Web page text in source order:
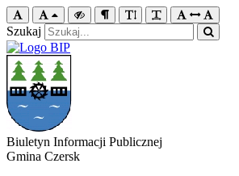
Szukaj
Biuletyn Informacji Publicznej
Gmina Czersk